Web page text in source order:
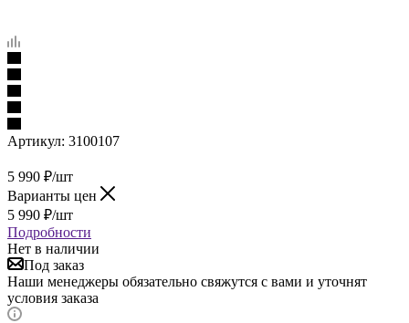
Артикул: 3100107
5 990 ₽/шт
Варианты цен
5 990 ₽/шт
Подробности
Нет в наличии
Под заказ
Наши менеджеры обязательно свяжутся с вами и уточнят
условия заказа